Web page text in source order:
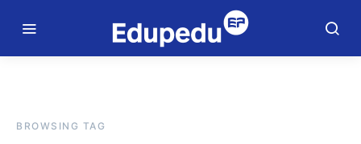
BROWSING TAG